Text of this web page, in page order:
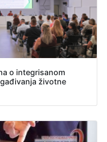
o integrisanom
životne